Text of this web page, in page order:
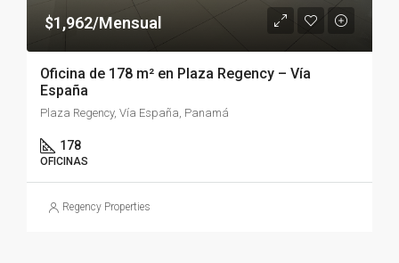
$1,962/Mensual
Oficina de 178 m² en Plaza Regency – Vía
España
Plaza Regency, Vía España, Panamá
178
OFICINAS
Regency Properties